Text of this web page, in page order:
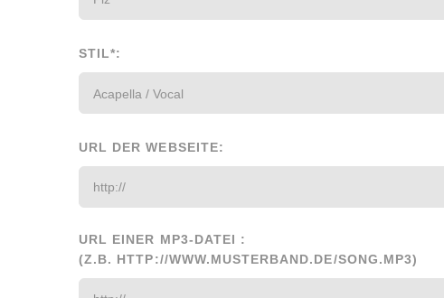
STIL*:
URL DER WEBSEITE:
URL EINER MP3-DATEI :
(Z.B. HTTP://WWW.MUSTERBAND.DE/SONG.MP3)